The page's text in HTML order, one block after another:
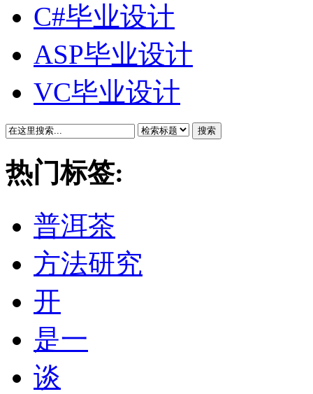
C#毕业设计
ASP毕业设计
VC毕业设计
搜索
热门标签:
普洱茶
方法研究
开
是一
谈